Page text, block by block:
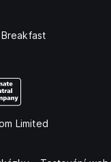
Limited